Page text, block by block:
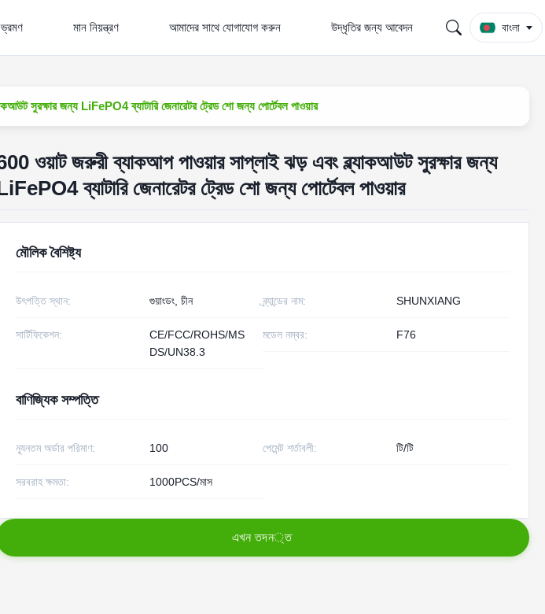
ভ্রমণ মান নিয়ন্ত্রণ আমাদের সাথে যোগাযোগ করুন উদ্ধৃতির জন্য আবেদন বাংলা
সুরক্ষার জন্য LiFePO4 ব্যাটারি জেনারেটর ট্রেড শো জন্য পোর্টেবল পাওয়ার
ওয়াট জরুরী ব্যাকআপ পাওয়ার সাপ্লাই ঝড় এবং ব্ল্যাকআউট সুরক্ষার জন্য
ব্যাটারি জেনারেটর ট্রেড শো জন্য পোর্টেবল পাওয়ার
মৌলিক বৈশিষ্ট্য
উৎপত্তি স্থান: গুয়াংডং, চীন ব্র্যান্ডের নাম: SHUNXIANG
সার্টিফিকেশন:
CE/FCC/ROHS/MS
DS/UN38.3
মডেল নম্বর: F76
বাণিজ্যিক সম্পত্তি
ন্যূনতম অর্ডার পরিমাণ: 100 পেমেন্ট শর্তাবলী: টি/টি
সরবরাহ ক্ষমতা: 1000PCS/মাস
এখন তদন্ত